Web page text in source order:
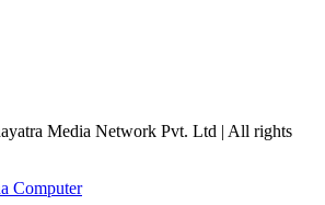
Media Network Pvt. Ltd | All rights
Computer